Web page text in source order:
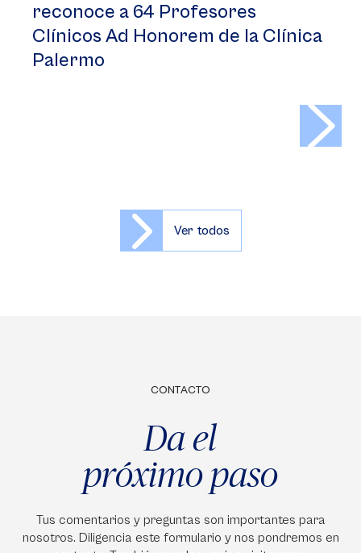
reconoce a 64 Profesores
Clínicos Ad Honorem de la Clínica
Palermo
Ver todos
CONTACTO
Da el
próximo paso
Tus comentarios y preguntas son importantes para
nosotros. Diligencia este formulario y nos pondremos en